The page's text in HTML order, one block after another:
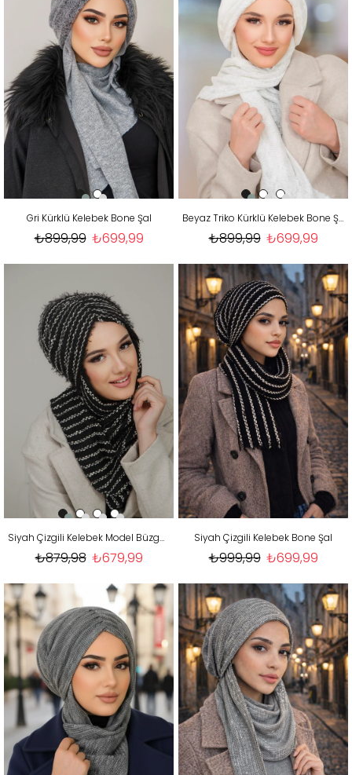
Gri Kürklü Kelebek Bone Şal
₺699,99
₺899,99
Beyaz Triko Kürklü Kelebek Bone Şal
₺699,99
₺899,99
Siyah Çizgili Kelebek Model Büzgülü Bone Şal
₺679,99
₺879,98
Siyah Çizgili Kelebek Bone Şal
₺699,99
₺999,99